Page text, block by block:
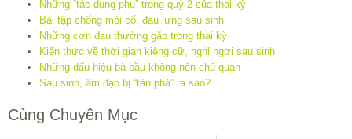
Những “tác dụng phụ” trong quý 2 của thai kỳ
Bài tập chống mỏi cổ, đau lưng sau sinh
Những cơn đau thường gặp trong thai kỳ
Kiến thức về thời gian kiêng cữ, nghỉ ngơi sau sinh
Những dấu hiệu bà bầu không nên chủ quan
Sau sinh, âm đạo bị “tàn phá” ra sao?
Cùng Chuyên Mục